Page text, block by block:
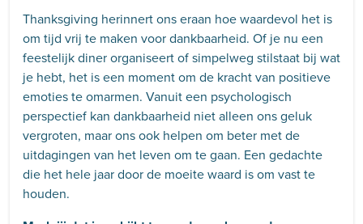
Thanksgiving herinnert ons eraan hoe waardevol het is
om tijd vrij te maken voor dankbaarheid. Of je nu een
feestelijk diner organiseert of simpelweg stilstaat bij wat
je hebt, het is een moment om de kracht van positieve
emoties te omarmen. Vanuit een psychologisch
perspectief kan dankbaarheid niet alleen ons geluk
vergroten, maar ons ook helpen om beter met de
uitdagingen van het leven om te gaan. Een gedachte
die het hele jaar door de moeite waard is om vast te
houden.